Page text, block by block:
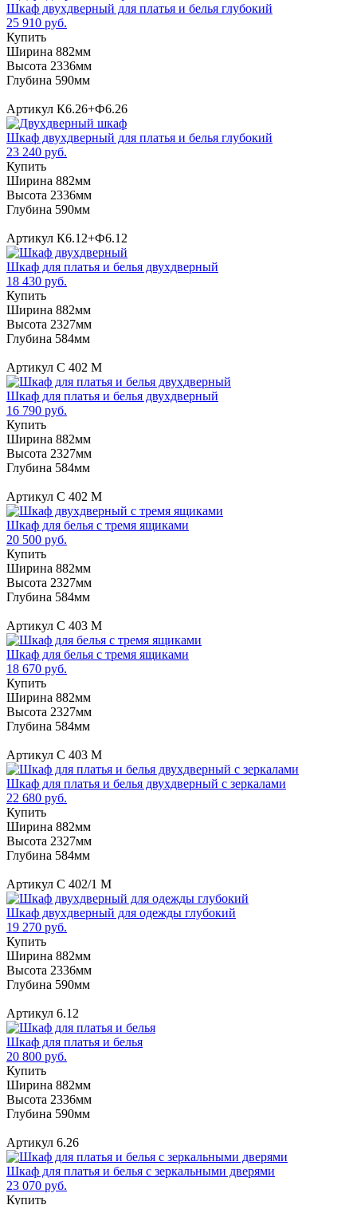
Шкаф двухдверный для платья и белья глубокий
25 910 руб.
Купить
Ширина 882мм
Высота 2336мм
Глубина 590мм
Артикул К6.26+Ф6.26
Шкаф двухдверный для платья и белья глубокий
23 240 руб.
Купить
Ширина 882мм
Высота 2336мм
Глубина 590мм
Артикул К6.12+Ф6.12
Шкаф для платья и белья двухдверный
18 430 руб.
Купить
Ширина 882мм
Высота 2327мм
Глубина 584мм
Артикул С 402 М
Шкаф для платья и белья двухдверный
16 790 руб.
Купить
Ширина 882мм
Высота 2327мм
Глубина 584мм
Артикул С 402 М
Шкаф для белья с тремя ящиками
20 500 руб.
Купить
Ширина 882мм
Высота 2327мм
Глубина 584мм
Артикул С 403 М
Шкаф для белья с тремя ящиками
18 670 руб.
Купить
Ширина 882мм
Высота 2327мм
Глубина 584мм
Артикул С 403 М
Шкаф для платья и белья двухдверный с зеркалами
22 680 руб.
Купить
Ширина 882мм
Высота 2327мм
Глубина 584мм
Артикул C 402/1 M
Шкаф двухдверный для одежды глубокий
19 270 руб.
Купить
Ширина 882мм
Высота 2336мм
Глубина 590мм
Артикул 6.12
Шкаф для платья и белья
20 800 руб.
Купить
Ширина 882мм
Высота 2336мм
Глубина 590мм
Артикул 6.26
Шкаф для платья и белья с зеркальными дверями
23 070 руб.
Купить